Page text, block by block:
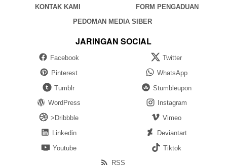
KONTAK KAMI
FORM PENGADUAN
PEDOMAN MEDIA SIBER
JARINGAN SOCIAL
Facebook
Twitter
Pinterest
WhatsApp
Tumblr
Stumbleupon
WordPress
Instagram
>Dribbble
Vimeo
Linkedin
Deviantart
Youtube
Tiktok
RSS